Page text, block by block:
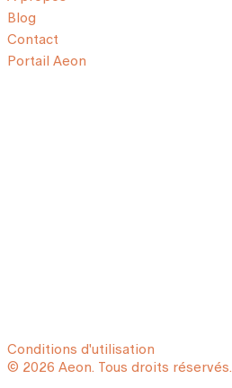
Blog
Contact
Portail Aeon
Conditions d'utilisation
© 2026 Aeon. Tous droits réservés.